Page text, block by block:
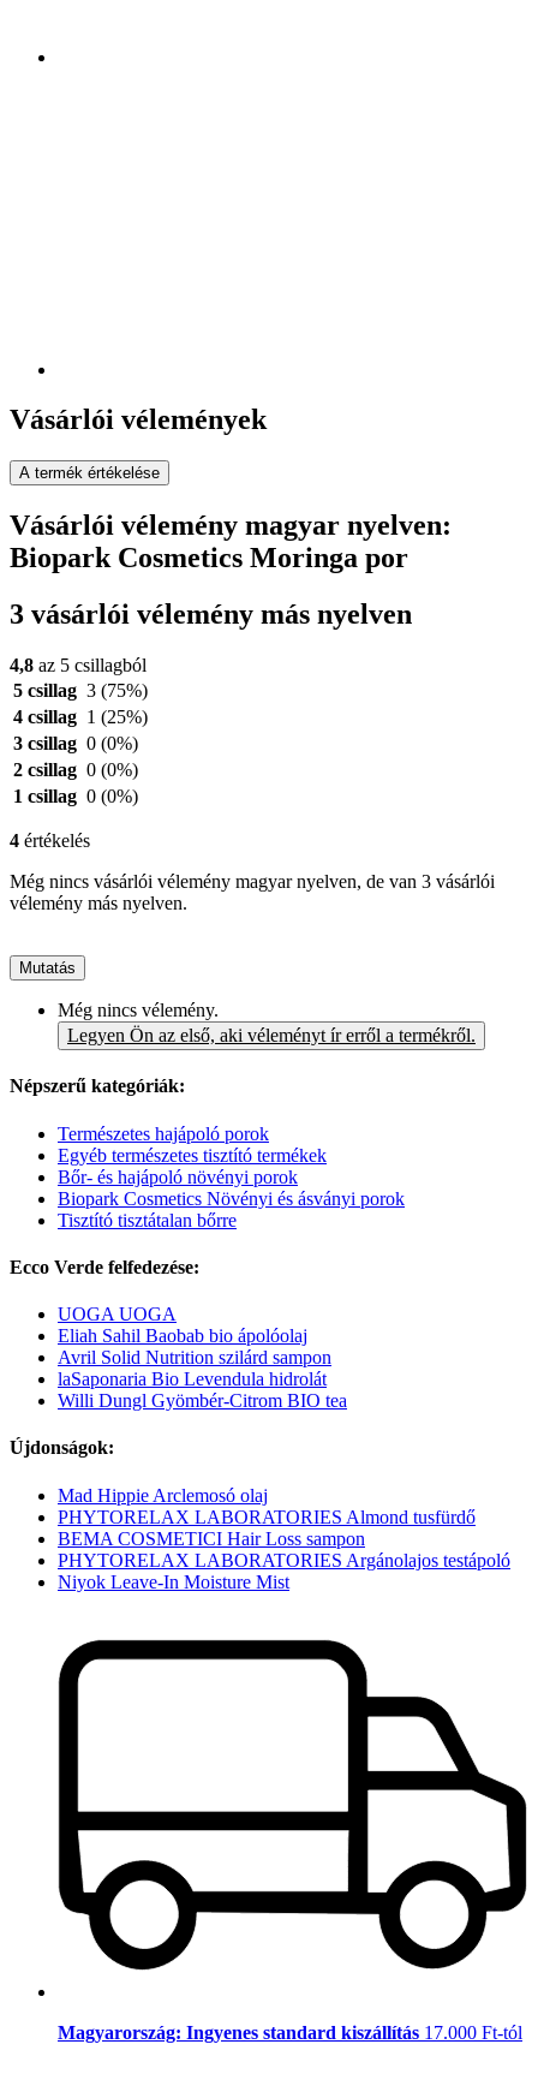
Vásárlói vélemények
A termék értékelése
Vásárlói vélemény magyar nyelven:
Biopark Cosmetics Moringa por
3 vásárlói vélemény más nyelven
4,8 az 5 csillagból
5 csillag 3 (75%)
4 csillag 1 (25%)
3 csillag 0 (0%)
2 csillag 0 (0%)
1 csillag 0 (0%)
4 értékelés
Még nincs vásárlói vélemény magyar nyelven, de van 3 vásárlói
vélemény más nyelven.
Mutatás
Még nincs vélemény.
Legyen Ön az első, aki véleményt ír erről a termékről.
Népszerű kategóriák:
Természetes hajápoló porok
Egyéb természetes tisztító termékek
Bőr- és hajápoló növényi porok
Biopark Cosmetics Növényi és ásványi porok
Tisztító tisztátalan bőrre
Ecco Verde felfedezése:
UOGA UOGA
Eliah Sahil Baobab bio ápolóolaj
Avril Solid Nutrition szilárd sampon
laSaponaria Bio Levendula hidrolát
Willi Dungl Gyömbér-Citrom BIO tea
Újdonságok:
Mad Hippie Arclemosó olaj
PHYTORELAX LABORATORIES Almond tusfürdő
BEMA COSMETICI Hair Loss sampon
PHYTORELAX LABORATORIES Argánolajos testápoló
Niyok Leave-In Moisture Mist
Magyarország: Ingyenes standard kiszállítás 17.000 Ft-tól